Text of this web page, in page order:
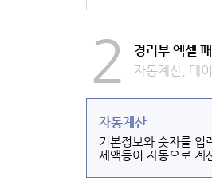
2
경리부 엑셀
자동계산, 데
자동계산
기본정보와 숫자를 입
세액등이 자동으로 계